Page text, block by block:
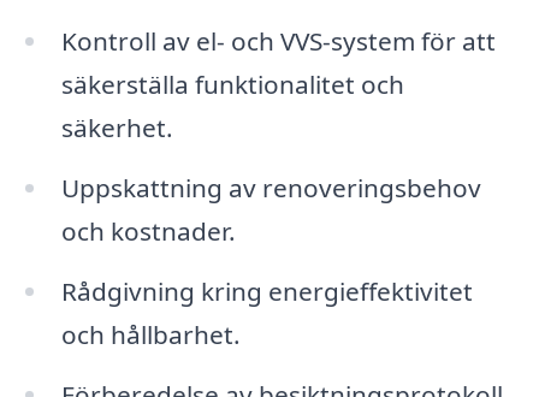
Kontroll av el- och VVS-system för att
säkerställa funktionalitet och
säkerhet.
Uppskattning av renoveringsbehov
och kostnader.
Rådgivning kring energieffektivitet
och hållbarhet.